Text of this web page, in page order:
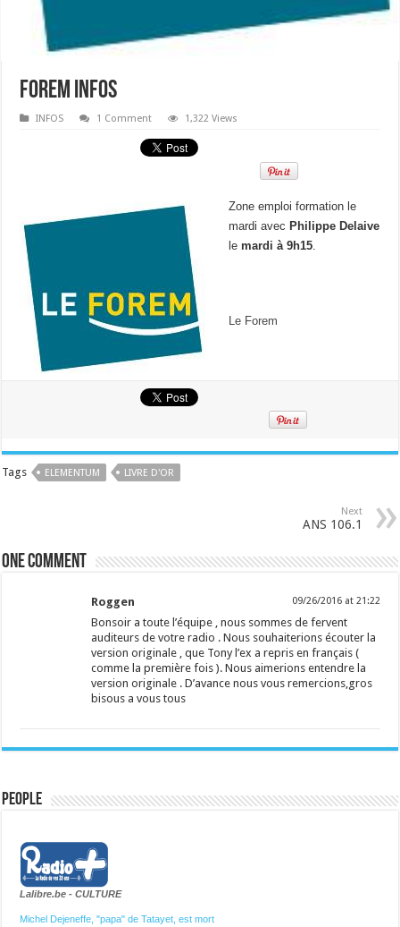
FOREM infos
INFOS 1 Comment 1,322 Views
Zone emploi formation le
mardi avec Philippe Delaive
lemardi à 9h15.
Le Forem
Tags ELEMENTUM LIVRE D'OR
Next
ANS 106.1
One comment
Roggen 09/26/2016 at 21:22
Bonsoir a toute l’équipe , nous sommes de fervent
auditeurs de votre radio . Nous souhaiterions écouter la
version originale , que Tony l’ex a repris en français (
comme la première fois ). Nous aimerions entendre la
version originale . D’avance nous vous remercions,gros
bisous a vous tous
People
Lalibre.be - CULTURE
Michel Dejeneffe, "papa" de Tatayet, est mort